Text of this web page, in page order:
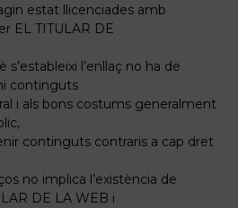
estat llicenciades amb
EL TITULAR DE
l’enllaç no ha de
continguts
i als bons costums generalment
continguts contraris a cap dret
no implica l’existència de
DE LA WEB i